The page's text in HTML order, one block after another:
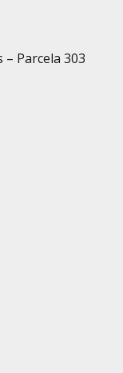
– Parcela 303